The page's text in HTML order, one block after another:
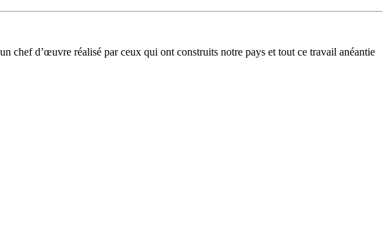
chef d’œuvre réalisé par ceux qui ont construits notre pays et tout ce travail anéantie